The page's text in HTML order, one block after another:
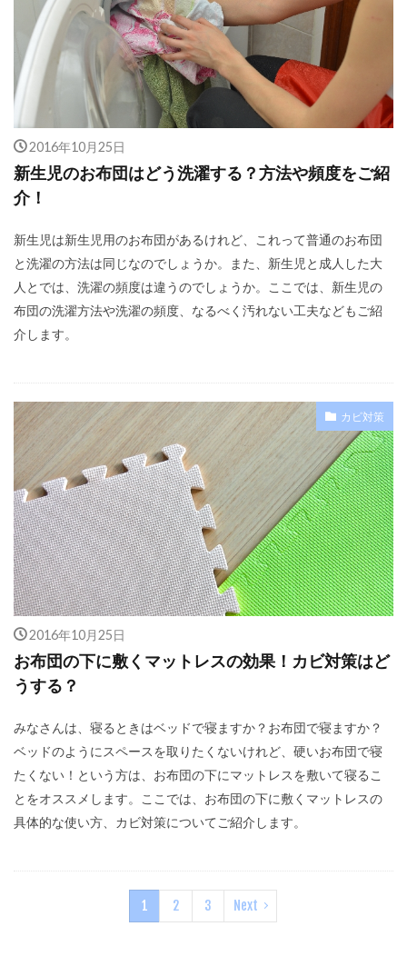
2016年10月25日
新生児のお布団はどう洗濯する？方法や頻度をご紹
介！
新生児は新生児用のお布団があるけれど、これって普通のお布団
と洗濯の方法は同じなのでしょうか。また、新生児と成人した大
人とでは、洗濯の頻度は違うのでしょうか。ここでは、新生児の
布団の洗濯方法や洗濯の頻度、なるべく汚れない工夫などもご紹
介します。
カビ対策
2016年10月25日
お布団の下に敷くマットレスの効果！カビ対策はど
うする？
みなさんは、寝るときはベッドで寝ますか？お布団で寝ますか？
ベッドのようにスペースを取りたくないけれど、硬いお布団で寝
たくない！という方は、お布団の下にマットレスを敷いて寝るこ
とをオススメします。ここでは、お布団の下に敷くマットレスの
具体的な使い方、カビ対策についてご紹介します。
1 2 3 Next